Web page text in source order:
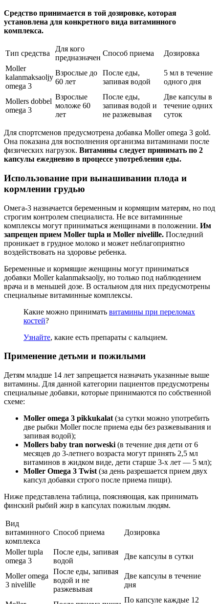
Средство принимается в той дозировке, которая
установлена для конкретного вида витаминного
комплекса.
Тип средства
Для кого
предназначен
Способ приема
Дозировка
Moller
kalanmaksaoljy
omega 3
Взрослые до
60 лет
После еды,
запивая водой
5 мл в течение
одного дня
Mollers dobbel
omega 3
Взрослые
моложе 60
лет
После еды,
запивая водой и
не разжевывая
Две капсулы в
течение одних
суток
Для спортсменов предусмотрена добавка Moller omega 3 gold.
Она показана для восполнения организма витаминами после
физических нагрузок. Витамины следует принимать по 2
капсулы ежедневно в процессе употребления еды.
Использование при вынашивании плода и
кормлении грудью
Омега-3 назначается беременным и кормящим матерям, но под
строгим контролем специалиста. Не все витаминные
комплексы могут приниматься женщинами в положении. Им
запрещен прием Moller tupla и Moller nivelille. Последний
проникает в грудное молоко и может неблагоприятно
воздействовать на здоровье ребенка.
Беременные и кормящие женщины могут приниматься
добавки Moller kalanmaksaoljy, но только под наблюдением
врача и в меньшей дозе. В остальном для них предусмотрены
специальные витаминные комплексы.
Какие можно принимать витамины при переломах
костей?
Узнайте, какие есть препараты с кальцием.
Применение детьми и пожилыми
Детям младше 14 лет запрещается назначать указанные выше
витамины. Для данной категории пациентов предусмотрены
специальные добавки, которые принимаются по собственной
схеме:
Moller omega 3 pikkukalat (за сутки можно употребить
две рыбки Moller после приема еды без разжевывания и
запивая водой);
Mollers baby tran norweski (в течение дня дети от 6
месяцев до 3-летнего возраста могут принять 2,5 мл
витаминов в жидком виде, дети старше 3-х лет — 5 мл);
Moller Omega 3 Twist (за день разрешается прием двух
капсул добавки строго после приема пищи).
Ниже представлена таблица, поясняющая, как принимать
финский рыбий жир в капсулах пожилым людям.
Вид
витаминного
комплекса
Способ приема Дозировка
Moller tupla
omega 3
После еды, запивая
водой
Две капсулы в сутки
Moller omega
3 nivelille
После еды, запивая
водой и не
разжевывая
Две капсулы в течение
дня
По капсуле каждые 12